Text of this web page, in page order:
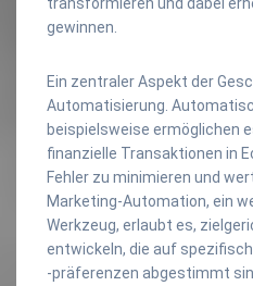
gewinnen.
Ein zentraler Aspekt der
Automatisierung.
beispielsweise ermöglichen
finanzielle Transaktionen in
Fehler zu minimieren und
Marketing-Automation, ein
Werkzeug, erlaubt es,
entwickeln, die auf
-präferenzen abgestimmt